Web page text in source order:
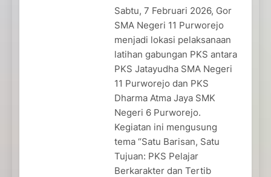
Sabtu, 7 Februari 2026, Gor
SMA Negeri 11 Purworejo
menjadi lokasi pelaksanaan
latihan gabungan PKS antara
PKS Jatayudha SMA Negeri
11 Purworejo dan PKS
Dharma Atma Jaya SMK
Negeri 6 Purworejo.
Kegiatan ini mengusung
tema “Satu Barisan, Satu
Tujuan: PKS Pelajar
Berkarakter dan Tertib